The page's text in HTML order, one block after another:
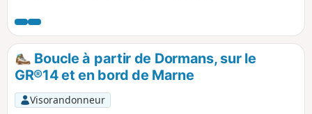
Boucle à partir de Dormans, sur le
GR®14 et en bord de Marne
Visorandonneur